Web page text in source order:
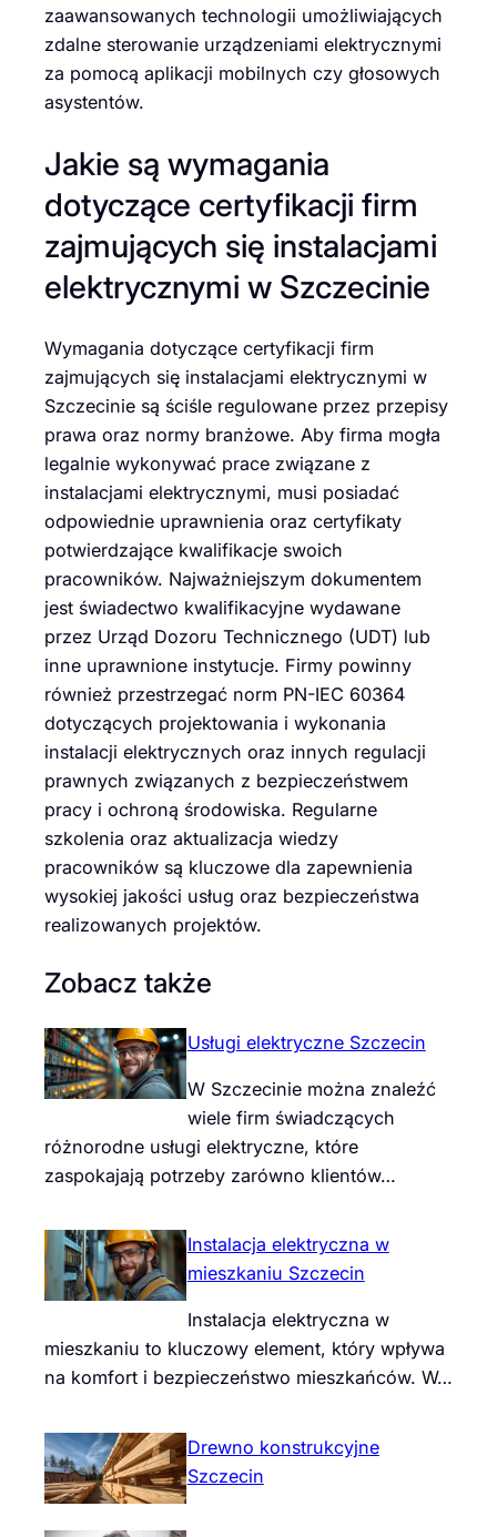
zaawansowanych technologii umożliwiających
zdalne sterowanie urządzeniami elektrycznymi
za pomocą aplikacji mobilnych czy głosowych
asystentów.
Jakie są wymagania
dotyczące certyfikacji firm
zajmujących się instalacjami
elektrycznymi w Szczecinie
Wymagania dotyczące certyfikacji firm
zajmujących się instalacjami elektrycznymi w
Szczecinie są ściśle regulowane przez przepisy
prawa oraz normy branżowe. Aby firma mogła
legalnie wykonywać prace związane z
instalacjami elektrycznymi, musi posiadać
odpowiednie uprawnienia oraz certyfikaty
potwierdzające kwalifikacje swoich
pracowników. Najważniejszym dokumentem
jest świadectwo kwalifikacyjne wydawane
przez Urząd Dozoru Technicznego (UDT) lub
inne uprawnione instytucje. Firmy powinny
również przestrzegać norm PN-IEC 60364
dotyczących projektowania i wykonania
instalacji elektrycznych oraz innych regulacji
prawnych związanych z bezpieczeństwem
pracy i ochroną środowiska. Regularne
szkolenia oraz aktualizacja wiedzy
pracowników są kluczowe dla zapewnienia
wysokiej jakości usług oraz bezpieczeństwa
realizowanych projektów.
Zobacz także
Usługi elektryczne Szczecin
W Szczecinie można znaleźć
wiele firm świadczących
różnorodne usługi elektryczne, które
zaspokajają potrzeby zarówno klientów…
Instalacja elektryczna w
mieszkaniu Szczecin
Instalacja elektryczna w
mieszkaniu to kluczowy element, który wpływa
na komfort i bezpieczeństwo mieszkańców. W…
Drewno konstrukcyjne
Szczecin